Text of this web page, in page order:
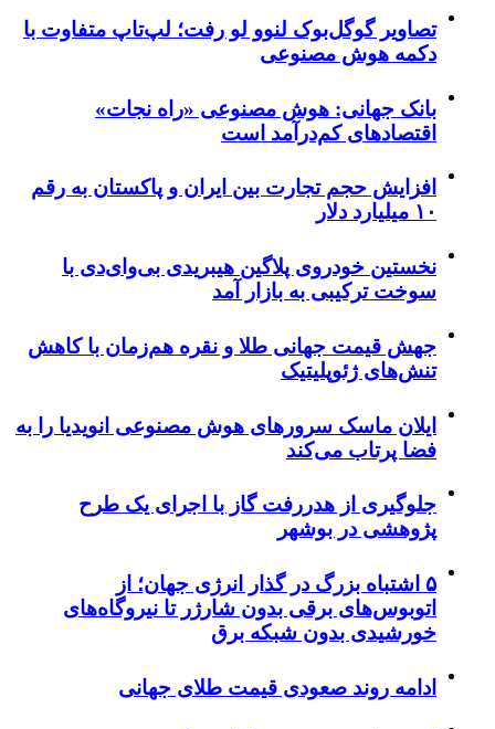
تصاویر گوگل‌بوک لنوو لو رفت؛ لپ‌تاپ متفاوت با
دکمه هوش مصنوعی
بانک جهانی: هوش مصنوعی «راه نجات»
اقتصادهای کم‌درآمد است
افزایش حجم تجارت بین ایران و پاکستان به رقم
۱۰ میلیارد دلار
نخستین خودروی پلاگین هیبریدی بی‌وای‌دی با
سوخت ترکیبی به بازار آمد
جهش قیمت جهانی طلا و نقره هم‌زمان با کاهش
تنش‌های ژئوپلیتیک
ایلان ماسک سرورهای هوش مصنوعی انویدیا را به
فضا پرتاب می‌کند
جلوگیری از هدررفت گاز با اجرای یک طرح
پژوهشی در بوشهر
۵ اشتباه بزرگ در گذار انرژی جهان؛ از
اتوبوس‌های برقی بدون شارژر تا نیروگاه‌های
خورشیدی بدون شبکه برق
ادامه روند صعودی قیمت طلای جهانی